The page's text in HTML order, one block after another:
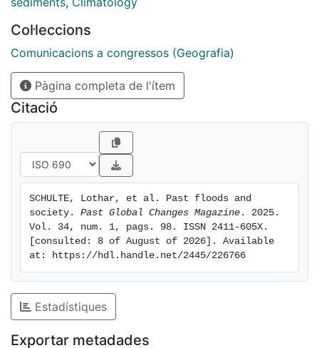
profoundly transformed by societies, thus changing
flood dynamics and providing evidence of the
Anthropocene.
Col·leccions
Comunicacions a congressos (Geografia)
Pàgina completa de l'ítem
Citació
SCHULTE, Lothar, et al. Past floods and
society. Past Global Changes Magazine . 2025.
Vol. 34, num. 1, pags. 98. ISSN 2411-605X.
[consulted: 8 of August of 2026]. Available
at: https://hdl.handle.net/2445/226766
Estadístiques
Exportar metadades